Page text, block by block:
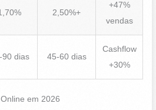
2,50%+
+47%
vendas
90 dias 45-60 dias
Cashflow
+30%
em 2026